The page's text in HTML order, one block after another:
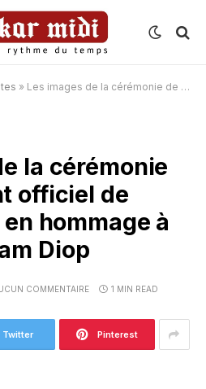
» Les images de la cérémonie de lancement officiel de l’association en hommage à Oustaz Barham Diop
la cérémonie
officiel de
hommage à
Diop
COMMENTAIRE 1 MIN READ
Twitter Pinterest